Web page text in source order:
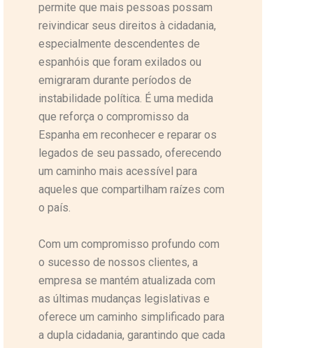
permite que mais pessoas possam
reivindicar seus direitos à cidadania,
especialmente descendentes de
espanhóis que foram exilados ou
emigraram durante períodos de
instabilidade política. É uma medida
que reforça o compromisso da
Espanha em reconhecer e reparar os
legados de seu passado, oferecendo
um caminho mais acessível para
aqueles que compartilham raízes com
o país.
Com um compromisso profundo com
o sucesso de nossos clientes, a
empresa se mantém atualizada com
as últimas mudanças legislativas e
oferece um caminho simplificado para
a dupla cidadania, garantindo que cada